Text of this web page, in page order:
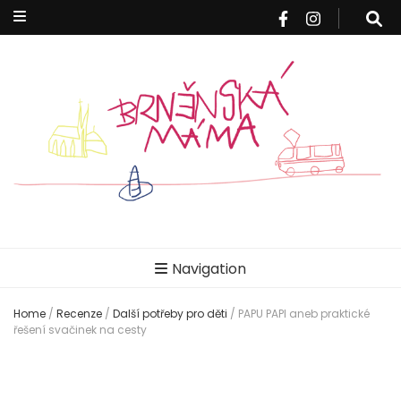
máma
Navigation
Home / Recenze / Další potřeby pro děti / PAPU PAPI aneb praktické
řešení svačinek na cesty